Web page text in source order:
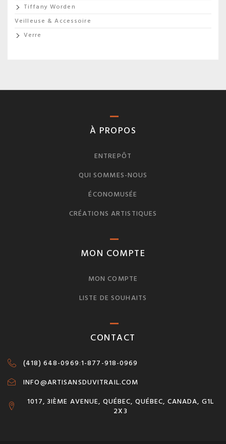
Tiffany Worden
Veilleuse & Accessoire
Verre
À PROPOS
ENTREPÔT
QUI SOMMES-NOUS
ÉCONOMUSÉE
CRÉATIONS ARTISTIQUES
MON COMPTE
MON COMPTE
LISTE DE SOUHAITS
CONTACT
(418) 648-0969:1-877-918-0969
INFO@ARTISANSDUVITRAIL.COM
1017, 3IÈME AVENUE, QUÉBEC, QUÉBEC, CANADA, G1L
2X3